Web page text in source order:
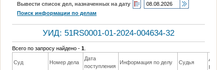
Вывести список дел, назначенных на дату
Поиск информации по делам
УИД: 51RS0001-01-2024-004634-32
Всего по запросу найдено -1
Суд Номер дела
Дата
поступления
Информация по делу Судья